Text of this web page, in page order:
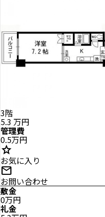
3階
5.3 万円
管理費
0.5万円
star
お気に入り
mail
お問い合わせ
敷金
0万円
礼金